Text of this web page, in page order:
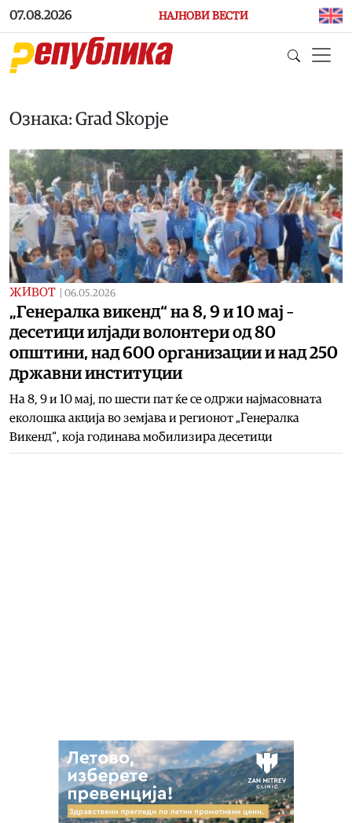
Skip to main content
07.08.2026 НАЈНОВИ ВЕСТИ
Ознака: Grad Skopje
ЖИВОТ 06.05.2026
„Генералка викенд“ на 8, 9 и 10 мај –
десетици илјади волонтери од 80
општини, над 600 организации и над 250
државни институции
На 8, 9 и 10 мај, по шести пат ќе се одржи најмасовната
еколошка акција во земјава и регионот „Генералка
Викенд“, која годинава мобилизира десетици